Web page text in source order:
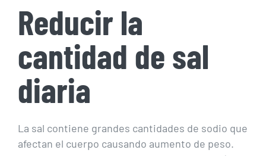
Reducir la
cantidad de sal
diaria
La sal contiene grandes cantidades de sodio que
afectan el cuerpo causando aumento de peso.